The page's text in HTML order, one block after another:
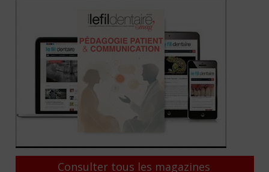
Consulter tous les magazines